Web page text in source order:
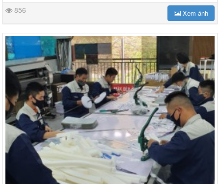
856 Xem ảnh